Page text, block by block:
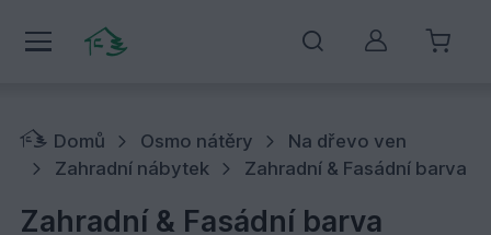
Můj účet
Domů Osmo nátěry
Na dřevo ven
Zahradní nábytek
Zahradní & Fasádní barva
Zahradní & Fasádní barva